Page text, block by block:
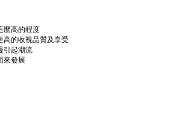
麼高的程度
高的收視品質及享受
引起潮流
來發展